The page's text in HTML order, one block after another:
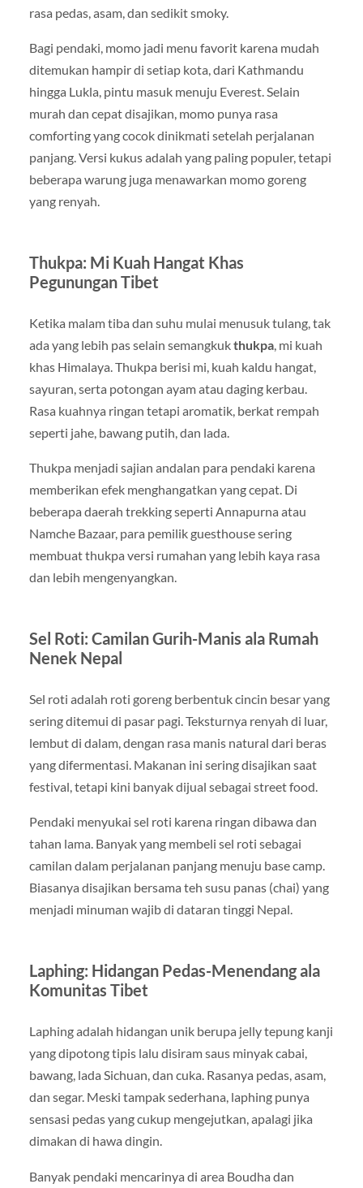
rasa pedas, asam, dan sedikit smoky.
Bagi pendaki, momo jadi menu favorit karena mudah
ditemukan hampir di setiap kota, dari Kathmandu
hingga Lukla, pintu masuk menuju Everest. Selain
murah dan cepat disajikan, momo punya rasa
comforting yang cocok dinikmati setelah perjalanan
panjang. Versi kukus adalah yang paling populer, tetapi
beberapa warung juga menawarkan momo goreng
yang renyah.
Thukpa: Mi Kuah Hangat Khas
Pegunungan Tibet
Ketika malam tiba dan suhu mulai menusuk tulang, tak
ada yang lebih pas selain semangkukthukpa, mi kuah
khas Himalaya. Thukpa berisi mi, kuah kaldu hangat,
sayuran, serta potongan ayam atau daging kerbau.
Rasa kuahnya ringan tetapi aromatik, berkat rempah
seperti jahe, bawang putih, dan lada.
Thukpa menjadi sajian andalan para pendaki karena
memberikan efek menghangatkan yang cepat. Di
beberapa daerah trekking seperti Annapurna atau
Namche Bazaar, para pemilik guesthouse sering
membuat thukpa versi rumahan yang lebih kaya rasa
dan lebih mengenyangkan.
Sel Roti: Camilan Gurih-Manis ala Rumah
Nenek Nepal
Sel roti adalah roti goreng berbentuk cincin besar yang
sering ditemui di pasar pagi. Teksturnya renyah di luar,
lembut di dalam, dengan rasa manis natural dari beras
yang difermentasi. Makanan ini sering disajikan saat
festival, tetapi kini banyak dijual sebagai street food.
Pendaki menyukai sel roti karena ringan dibawa dan
tahan lama. Banyak yang membeli sel roti sebagai
camilan dalam perjalanan panjang menuju base camp.
Biasanya disajikan bersama teh susu panas (chai) yang
menjadi minuman wajib di dataran tinggi Nepal.
Laphing: Hidangan Pedas-Menendang ala
Komunitas Tibet
Laphing adalah hidangan unik berupa jelly tepung kanji
yang dipotong tipis lalu disiram saus minyak cabai,
bawang, lada Sichuan, dan cuka. Rasanya pedas, asam,
dan segar. Meski tampak sederhana, laphing punya
sensasi pedas yang cukup mengejutkan, apalagi jika
dimakan di hawa dingin.
Banyak pendaki mencarinya di area Boudha dan